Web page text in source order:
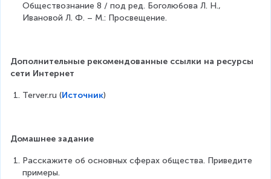
Обществознание 8 / под ред. Боголюбова Л. Н.,
Ивановой Л. Ф. – М.: Просвещение.
Дополнительные рекомендованные ссылки на ресурсы
сети Интернет
Terver.ru (Источник)
Домашнее задание
Расскажите об основных сферах общества. Приведите
примеры.